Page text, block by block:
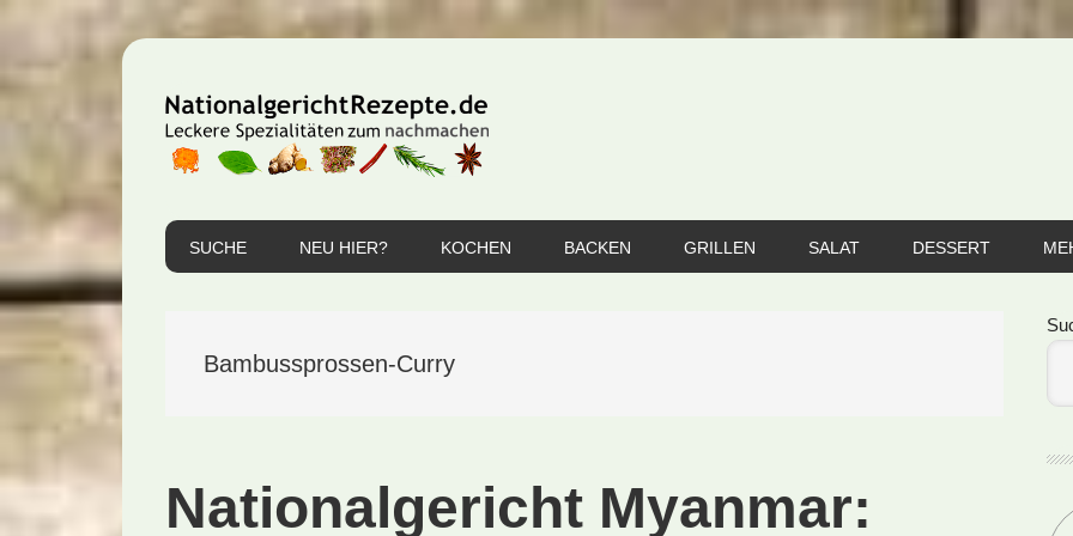
Hauptnavigation
springen
springen
Seitenspalte
springen
SUCHE NEU HIER? KOCHEN BACKEN GRILLEN SALAT DESSERT
Bambussprossen-Curry
Nationalgericht Myanmar: